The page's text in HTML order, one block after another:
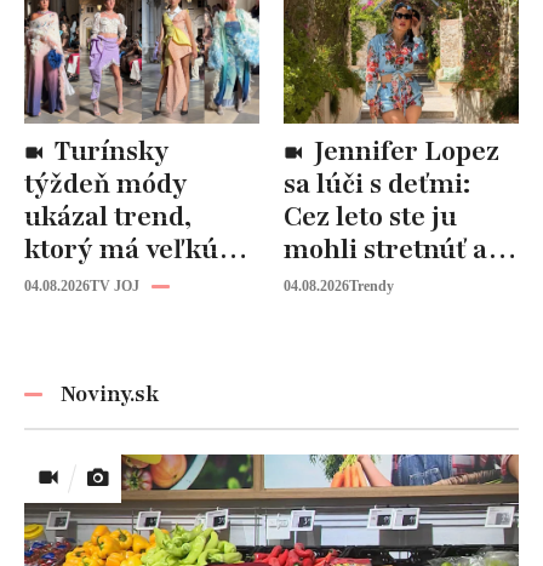
týždeň módy
ukázal trend,
ktorý má veľkú
budúcnosť: Počuli
04.08.2026TV JOJ
sa lúči s deťmi:
Cez leto ste ju
mohli stretnúť aj
vy!
04.08.2026Trendy
Noviny.sk